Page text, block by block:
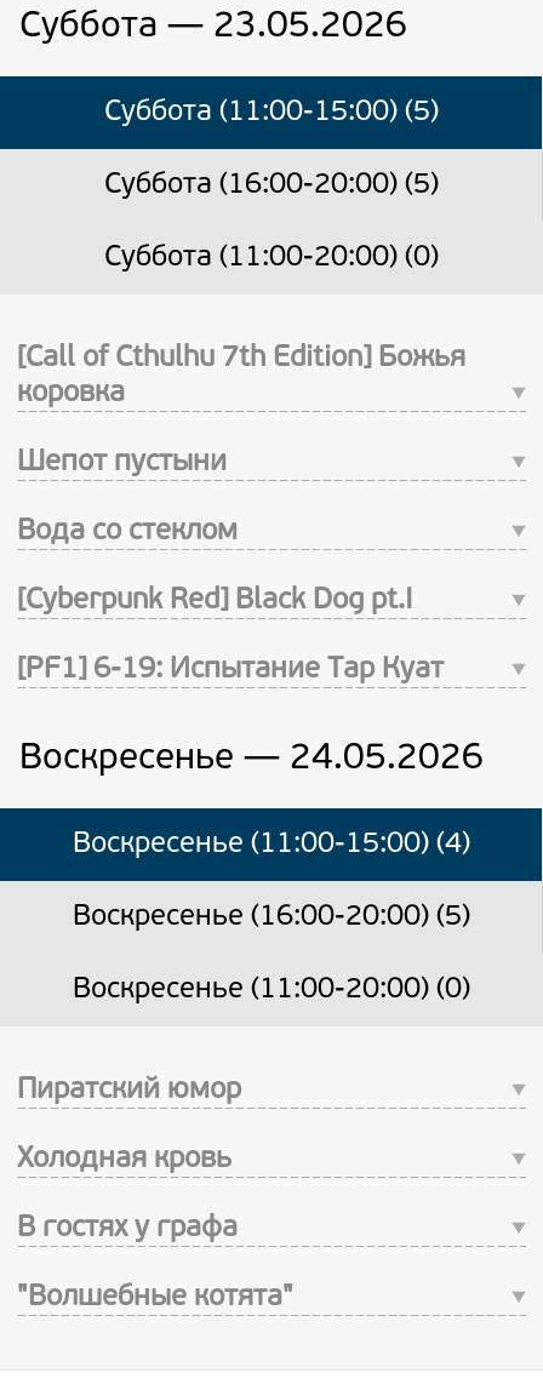
Суббота — 23.05.2026
Суббота (11:00-15:00) (5)
Суббота (16:00-20:00) (5)
Суббота (11:00-20:00) (0)
[Call of Cthulhu 7th Edition] Божья
коровка
Шепот пустыни
Вода со стеклом
[Cyberpunk Red] Black Dog pt.I
[PF1] 6-19: Испытание Тар Куат
Воскресенье — 24.05.2026
Воскресенье (11:00-15:00) (4)
Воскресенье (16:00-20:00) (5)
Воскресенье (11:00-20:00) (0)
Пиратский юмор
Холодная кровь
В гостях у графа
"Волшебные котята"